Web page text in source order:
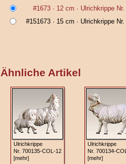
#1673 · 12 cm · Ulrichkrippe Nr.
#151673 · 15 cm · Ulrichkrippe Nr.
Ähnliche Artikel
Ulrichkrippe
Nr. 700135‑COL‑12
[mehr]
Ulrichkrippe
Nr.
[mehr]